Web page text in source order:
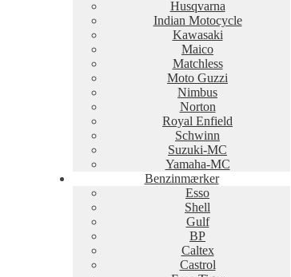
Husqvarna
Indian Motocycle
Kawasaki
Maico
Matchless
Moto Guzzi
Nimbus
Norton
Royal Enfield
Schwinn
Suzuki-MC
Yamaha-MC
Benzinmærker
Esso
Shell
Gulf
BP
Caltex
Castrol